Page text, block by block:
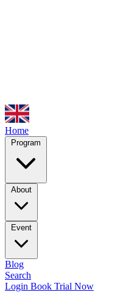
Home
Program
About
Event
Blog
Search
Login Book Trial Now